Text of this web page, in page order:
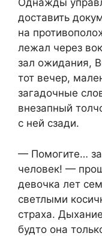
Однажды
доставить
на
лежал через
зал ожидания,
тот вечер,
загадочные
внезапный
с ней сзади.
— Помогите… за
человек! —
девочка лет
светлыми
страха.
будто она